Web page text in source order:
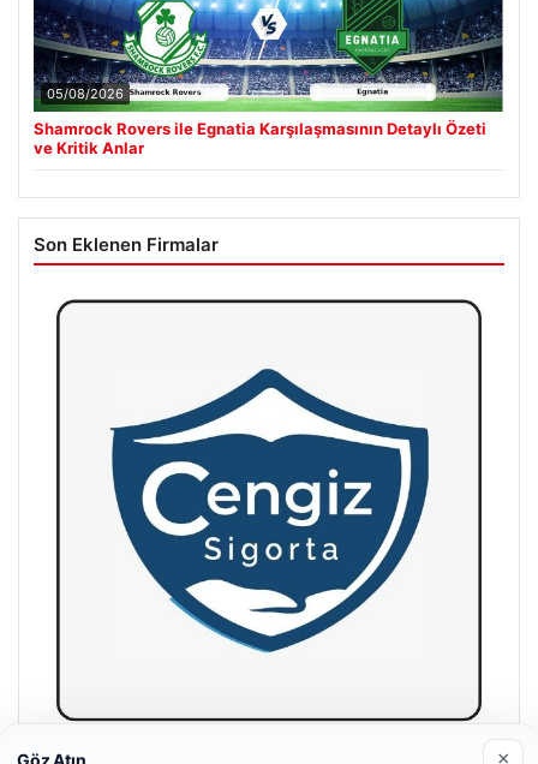
05/08/2026
Shamrock Rovers ile Egnatia Karşılaşmasının Detaylı Özeti
ve Kritik Anlar
Son Eklenen Firmalar
Göz Atın ×